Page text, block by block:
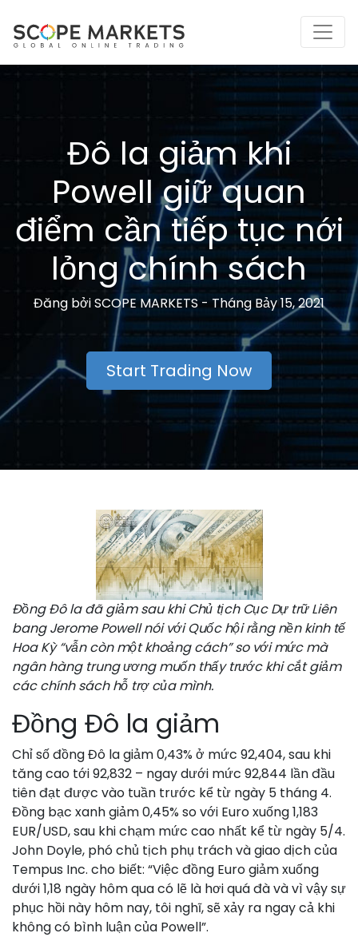
content
Đô la giảm khi
Powell giữ quan
điểm cần tiếp tục nới
lỏng chính sách
Đăng bởiSCOPE MARKETS - Tháng Bảy 15, 2021
Start Trading Now
Đồng Đô la đã giảm sau khi Chủ tịch Cục Dự trữ Liên
bang Jerome Powell nói với Quốc hội rằng nền kinh tế
Hoa Kỳ “vẫn còn một khoảng cách” so với mức mà
ngân hàng trung ương muốn thấy trước khi cắt giảm
các chính sách hỗ trợ của mình.
Đồng Đô la giảm
Chỉ số đồng Đô la giảm 0,43% ở mức 92,404, sau khi
tăng cao tới 92,832 – ngay dưới mức 92,844 lần đầu
tiên đạt được vào tuần trước kể từ ngày 5 tháng 4.
Đồng bạc xanh giảm 0,45% so với Euro xuống 1,183
EUR/USD, sau khi chạm mức cao nhất kể từ ngày 5/4.
John Doyle, phó chủ tịch phụ trách và giao dịch của
Tempus Inc. cho biết: “Việc đồng Euro giảm xuống
dưới 1,18 ngày hôm qua có lẽ là hơi quá đà và vì vậy sự
phục hồi này hôm nay, tôi nghĩ, sẽ xảy ra ngay cả khi
không có bình luận của Powell”.